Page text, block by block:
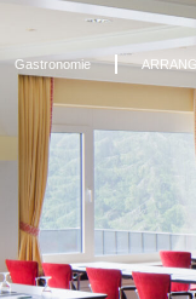
Gastronomie